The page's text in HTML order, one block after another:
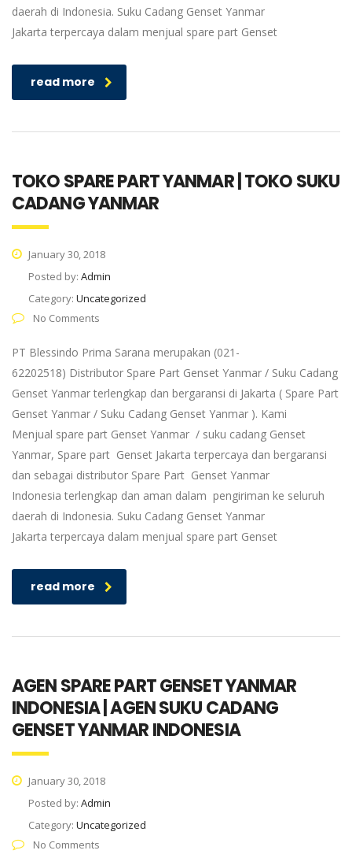
daerah di Indonesia. Suku Cadang Genset Yanmar
Jakarta terpercaya dalam menjual spare part Genset
read more
TOKO SPARE PART YANMAR | TOKO SUKU
CADANG YANMAR
January 30, 2018
Posted by: Admin
Category: Uncategorized
No Comments
PT Blessindo Prima Sarana merupakan (021-
62202518) Distributor Spare Part Genset Yanmar / Suku Cadang
Genset Yanmar terlengkap dan bergaransi di Jakarta ( Spare Part
Genset Yanmar / Suku Cadang Genset Yanmar ). Kami
Menjual spare part Genset Yanmar / suku cadang Genset
Yanmar, Spare part Genset Jakarta terpercaya dan bergaransi
dan sebagai distributor Spare Part Genset Yanmar
Indonesia terlengkap dan aman dalam pengiriman ke seluruh
daerah di Indonesia. Suku Cadang Genset Yanmar
Jakarta terpercaya dalam menjual spare part Genset
read more
AGEN SPARE PART GENSET YANMAR
INDONESIA | AGEN SUKU CADANG
GENSET YANMAR INDONESIA
January 30, 2018
Posted by: Admin
Category: Uncategorized
No Comments